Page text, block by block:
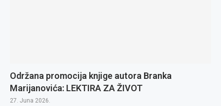
Održana promocija knjige autora Branka
Marijanovića: LEKTIRA ZA ŽIVOT
27. Juna 2026.